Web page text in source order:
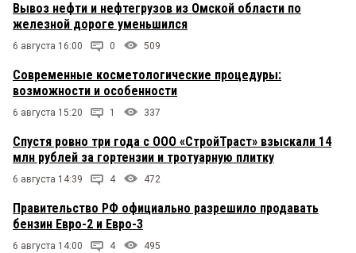
Вывоз нефти и нефтегрузов из Омской области по
железной дороге уменьшился
6 августа 16:00 0 509
Современные косметологические процедуры:
возможности и особенности
6 августа 15:20 1 337
Спустя ровно три года с ООО «СтройТраст» взыскали 14
млн рублей за гортензии и тротуарную плитку
6 августа 14:39 4 472
Правительство РФ официально разрешило продавать
бензин Евро-2 и Евро-3
6 августа 14:00 4 495